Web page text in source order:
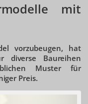
mit
vorzubeugen, hat
diverse Baureihen
Muster für
Preis.